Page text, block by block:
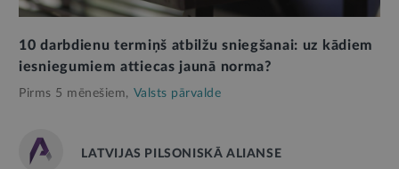
10 darbdienu termiņš atbilžu sniegšanai: uz kādiem
iesniegumiem attiecas jaunā norma?
Pirms 5 mēnešiem, Valsts pārvalde
LATVIJAS PILSONISKĀ ALIANSE